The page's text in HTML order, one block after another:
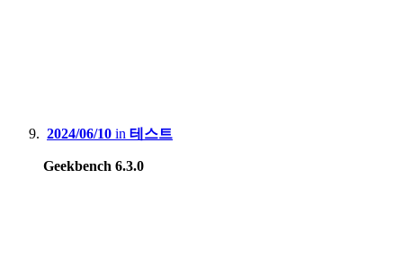
2024/06/10 in 테스트
Geekbench 6.3.0